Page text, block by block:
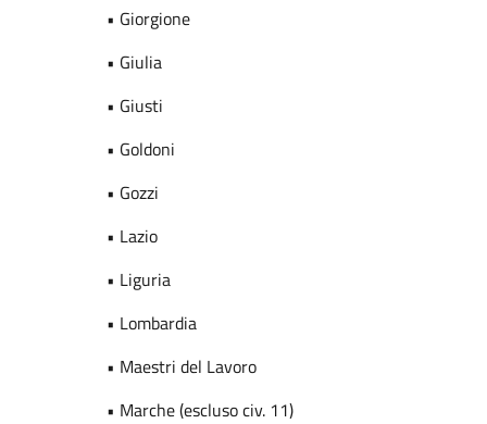
• Giorgione
• Giulia
• Giusti
• Goldoni
• Gozzi
• Lazio
• Liguria
• Lombardia
• Maestri del Lavoro
• Marche (escluso civ. 11)